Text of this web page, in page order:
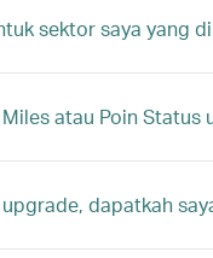
sektor saya yang
atau Poin Status
dapatkah